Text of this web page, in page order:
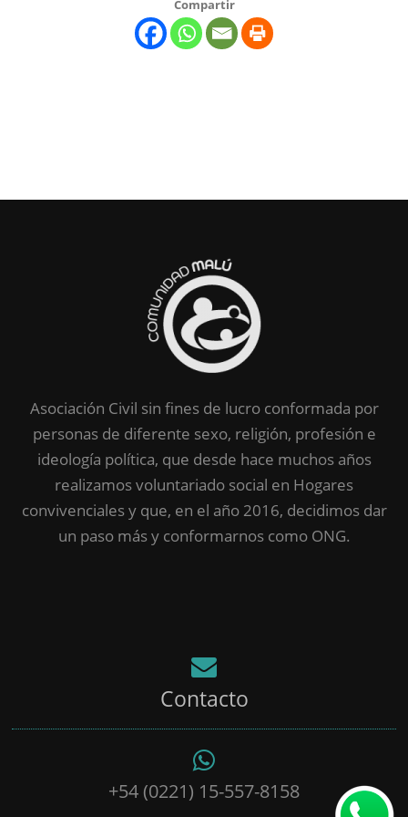
Compartir
Asociación Civil sin fines de lucro conformada por
personas de diferente sexo, religión, profesión e
ideología política, que desde hace muchos años
realizamos voluntariado social en Hogares
convivenciales y que, en el año 2016, decidimos dar
un paso más y conformarnos como ONG.
Contacto
+54 (0221) 15-557-8158